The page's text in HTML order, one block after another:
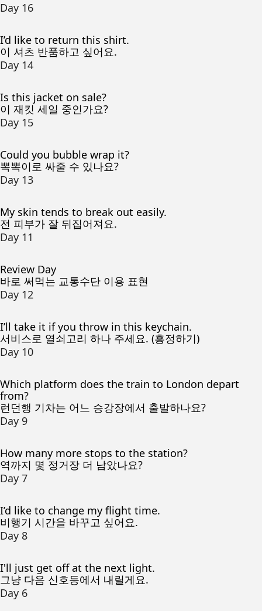
Day 16
I’d like to return this shirt.
이 셔츠 반품하고 싶어요.
Day 14
Is this jacket on sale?
이 재킷 세일 중인가요?
Day 15
Could you bubble wrap it?
뽁뽁이로 싸줄 수 있나요?
Day 13
My skin tends to break out easily.
전 피부가 잘 뒤집어져요.
Day 11
Review Day
바로 써먹는 교통수단 이용 표현
Day 12
I’ll take it if you throw in this keychain.
서비스로 열쇠고리 하나 주세요. (흥정하기)
Day 10
Which platform does the train to London depart
from?
런던행 기차는 어느 승강장에서 출발하나요?
Day 9
How many more stops to the station?
역까지 몇 정거장 더 남았나요?
Day 7
I’d like to change my flight time.
비행기 시간을 바꾸고 싶어요.
Day 8
I'll just get off at the next light.
그냥 다음 신호등에서 내릴게요.
Day 6